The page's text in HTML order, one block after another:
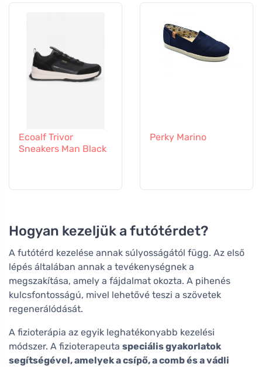
Ecoalf Trivor
Sneakers Man Black
Perky Marino
Hogyan kezeljük a futótérdet?
A futótérd kezelése annak súlyosságától függ. Az első
lépés általában annak a tevékenységnek a
megszakítása, amely a fájdalmat okozta. A pihenés
kulcsfontosságú, mivel lehetővé teszi a szövetek
regenerálódását.
A fizioterápia az egyik leghatékonyabb kezelési
módszer. A fizioterapeuta speciális gyakorlatok
segítségével, amelyek a csípő, a comb és a vádli